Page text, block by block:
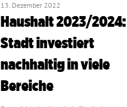
13. Dezember 2022
Haushalt 2023/2024:
Stadt investiert
nachhaltig in viele
Bereiche